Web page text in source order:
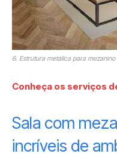
6. Estrutura metálica para
Conheça os serviços
Sala com
incríveis de